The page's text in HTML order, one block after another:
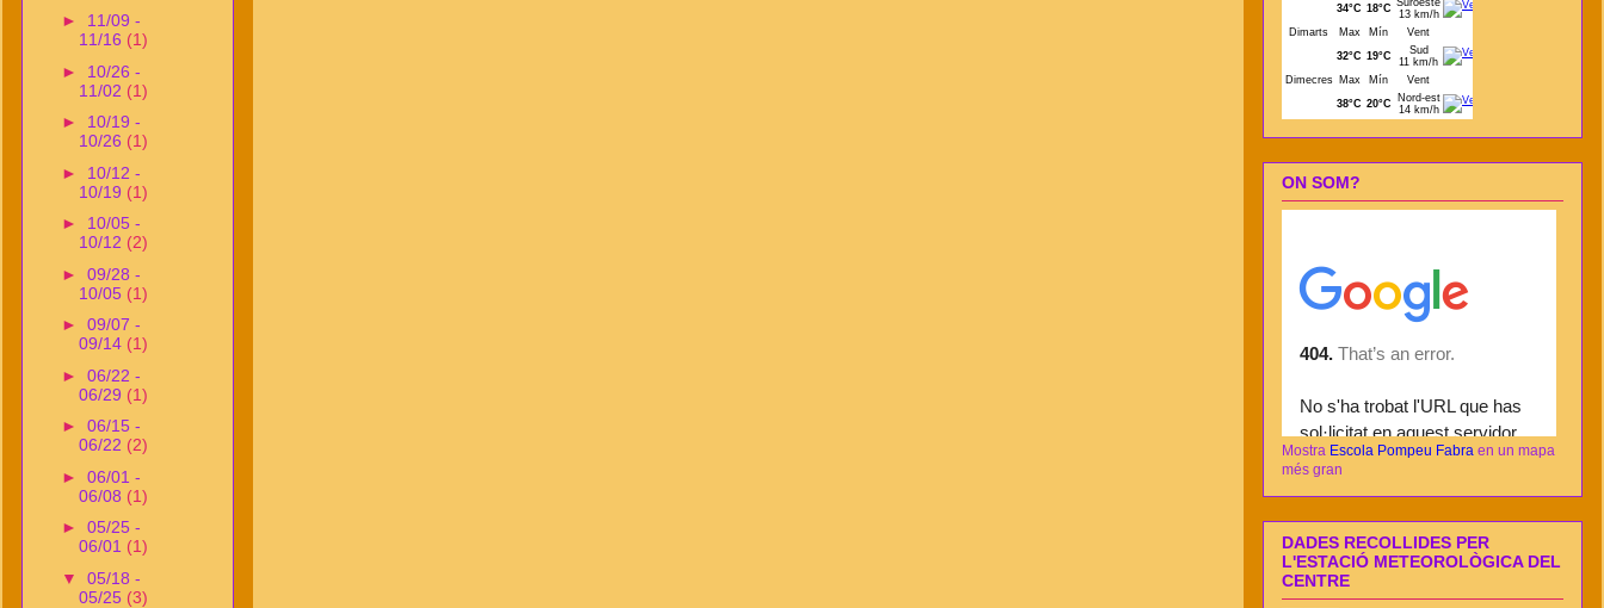
► 11/09 -
11/16 (1)
► 10/26 -
11/02 (1)
► 10/19 -
10/26 (1)
► 10/12 -
10/19 (1)
► 10/05 -
10/12 (2)
► 09/28 -
10/05 (1)
► 09/07 -
09/14 (1)
► 06/22 -
06/29 (1)
► 06/15 -
06/22 (2)
► 06/01 -
06/08 (1)
► 05/25 -
06/01 (1)
▼ 05/18 -
05/25 (3)
ON SOM?
Mostra Escola Pompeu Fabra en un mapa
més gran
DADES RECOLLIDES PER
L'ESTACIÓ METEOROLÒGICA DEL
CENTRE